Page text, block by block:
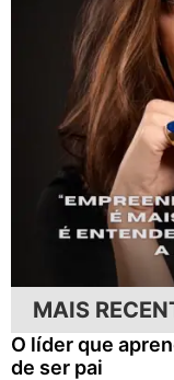
MAIS
O líder que
de ser pai